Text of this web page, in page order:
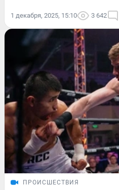
1 декабря, 2025, 15:10 3 642
ПРОИСШЕСТВИЯ